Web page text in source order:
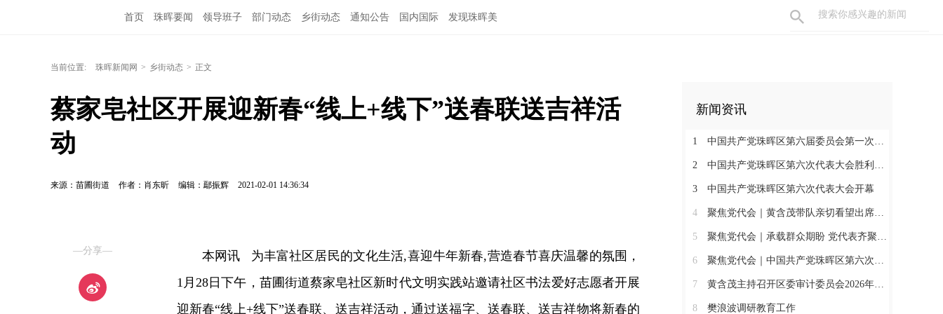
首页 珠晖要闻 领导班子 部门动态 乡街动态 通知公告 国内国际 发现珠晖美
当前位置: 珠晖新闻网 > 乡街动态 > 正文
蔡家皂社区开展迎新春“线上+线下”送春联送吉祥活
动
来源：苗圃街道 作者：肖东昕 编辑：鄢振辉 2021-02-01 14:36:34
—分享—
本网讯 为丰富社区居民的文化生活,喜迎牛年新春,营造春节喜庆温馨的氛围，
1月28日下午，苗圃街道蔡家皂社区新时代文明实践站邀请社区书法爱好志愿者开展
迎新春“线上+线下”送春联、送吉祥活动，通过送福字、送春联、送吉祥物将新春的
新闻资讯
1 中国共产党珠晖区第六届委员会第一次全体会议召开
2 中国共产党珠晖区第六次代表大会胜利闭幕
3 中国共产党珠晖区第六次代表大会开幕
4 聚焦党代会｜黄含茂带队亲切看望出席珠晖区第六次党代会的代表
5 聚焦党代会｜承载群众期盼 党代表齐聚报到
6 聚焦党代会｜中国共产党珠晖区第六次代表大会召开各代表团召集人会议
7 黄含茂主持召开区委审计委员会2026年第一次会议
8 樊浪波调研教育工作